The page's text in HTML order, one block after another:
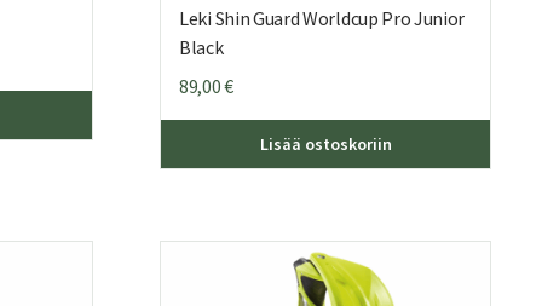
Leki Shin Guard Worldcup Pro Junior
Black
89,00€
Lisää ostoskoriin